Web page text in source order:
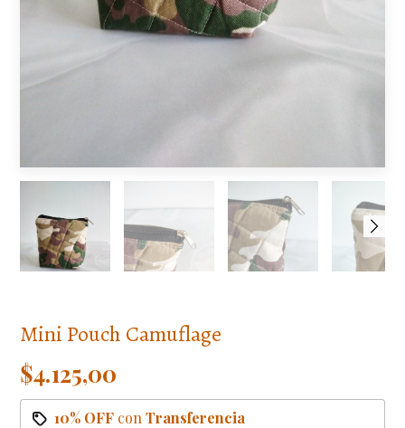
Mini Pouch Camuflage
$4.125,00
10% OFF conTransferencia